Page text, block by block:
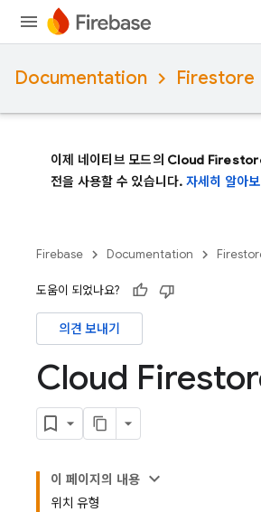
Documentation Firestore
이제 네이티브 모드의 Cloud
전을 사용할 수 있습니다. 자세히 알아
Firebase Documentation
도움이 되었나요?
의견 보내기
Cloud
이 페이지의 내용
위치 유형